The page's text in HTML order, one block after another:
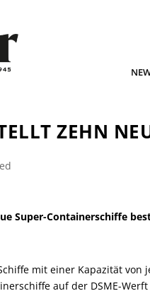
ZEHN
Super-Containerschiffe
mit einer Kapazität von
auf der DSME-